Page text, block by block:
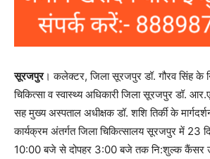
सूरजपुर। कलेक्टर, जिला सूरजपुर डॉ. गौरव सिंह के
चिकित्सा व स्वास्थ्य अधिकारी जिला सूरजपुर डॉ.
सह मुख्य अस्पताल अधीक्षक डॉ. शशि तिर्की के
कार्यक्रम अंतर्गत जिला चिकित्सालय सूरजपुर में 23
10:00 बजे से दोपहर 3:00 बजे तक नि:शुल्क कैंसर